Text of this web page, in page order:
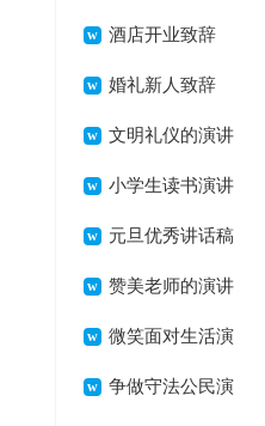
汇编14篇
酒店开业致辞
婚礼新人致辞
文明礼仪的演讲
稿13篇小学生读书演讲
稿(合集15篇)
元旦优秀讲话稿
15篇赞美老师的演讲
稿15篇微笑面对生活演
讲稿争做守法公民演